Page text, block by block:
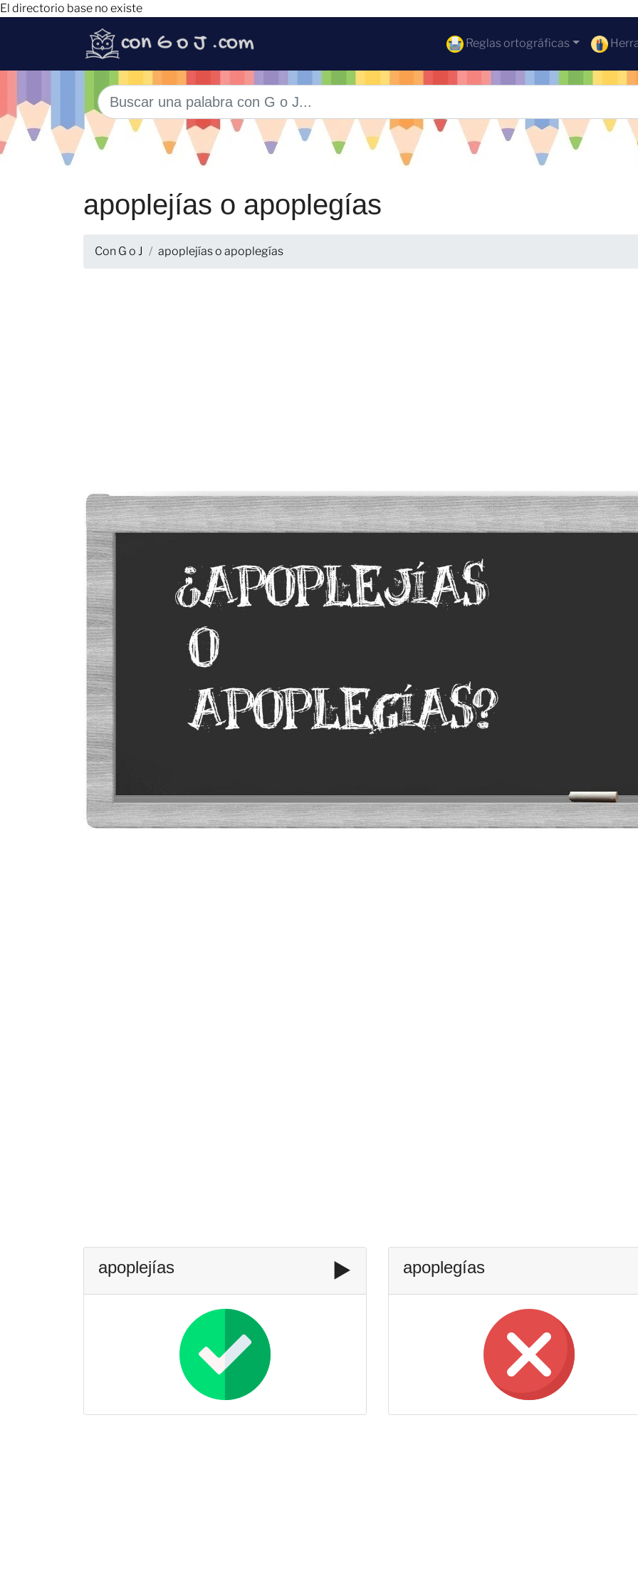
El directorio base no existe
Reglas ortográficas
apoplejías o apoplegías
Con G o J apoplejías o apoplegías
apoplejías ▶️ apoplegías